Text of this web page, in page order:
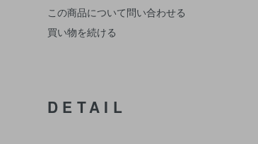
この商品について問い合わせる
買い物を続ける
DETAIL